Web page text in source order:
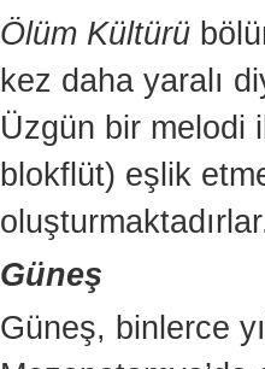
Ölüm Kültürü
kez daha yaralı
Üzgün bir melodi
blokflüt) eşlik
Güneş
Güneş, binlerce